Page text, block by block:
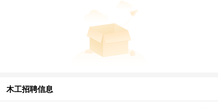
木工招聘信息